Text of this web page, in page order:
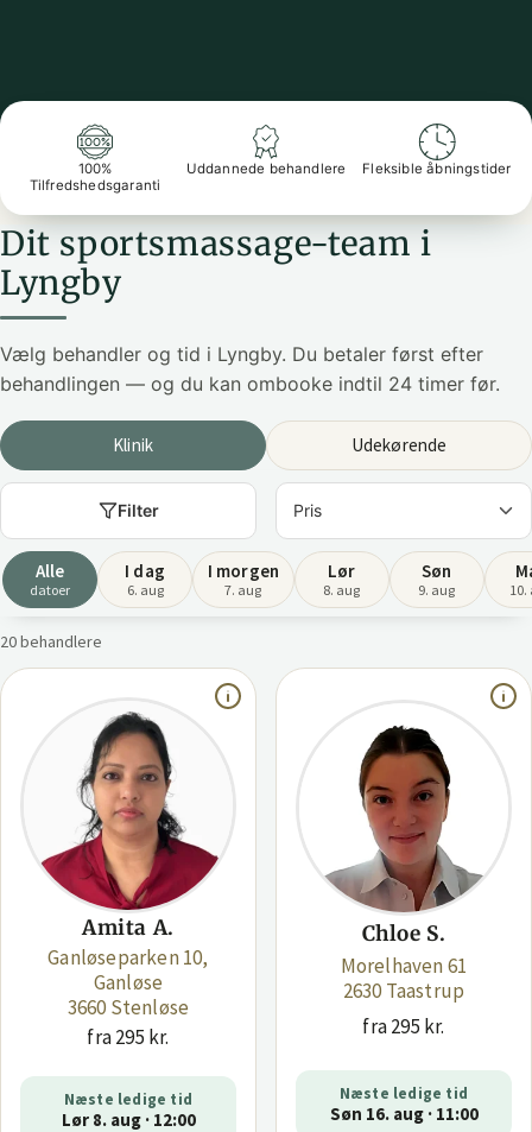
100%
Tilfredshedsgaranti
Uddannede behandlere Fleksible åbningstider
Dit sportsmassage-team i
Lyngby
Vælg behandler og tid i Lyngby. Du betaler først efter
behandlingen — og du kan ombooke indtil 24 timer før.
Klinik Udekørende
Filter
Alle
datoer
I dag
6. aug
I morgen
7. aug
Lør
8. aug
Søn
9. aug 10.
20 behandlere
Amita A.
Ganløseparken 10,
Ganløse
3660 Stenløse
fra 295 kr.
Næste ledige tid
Lør 8. aug · 12:00
Chloe S.
Morelhaven 61
2630 Taastrup
fra 295 kr.
Næste ledige tid
Søn 16. aug · 11:00